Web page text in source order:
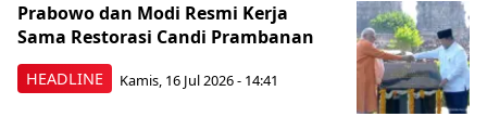
HEADLINE
Prabowo dan Modi Resmi Kerja
Sama Restorasi Candi Prambanan
Kamis, 16 Jul 2026 - 14:41